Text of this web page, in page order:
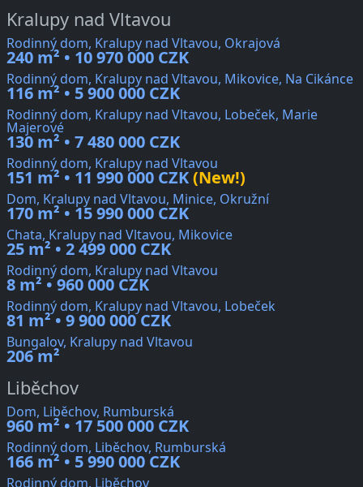
Kralupy nad Vltavou
Rodinný dom, Kralupy nad Vltavou, Okrajová
240 m² • 10 970 000 CZK
Rodinný dom, Kralupy nad Vltavou, Mikovice, Na Cikánce
116 m² • 5 900 000 CZK
Rodinný dom, Kralupy nad Vltavou, Lobeček, Marie
Majerové
130 m² • 7 480 000 CZK
Rodinný dom, Kralupy nad Vltavou
151 m² • 11 990 000 CZK(New!)
Dom, Kralupy nad Vltavou, Minice, Okružní
170 m² • 15 990 000 CZK
Chata, Kralupy nad Vltavou, Mikovice
25 m² • 2 499 000 CZK
Rodinný dom, Kralupy nad Vltavou
8 m² • 960 000 CZK
Rodinný dom, Kralupy nad Vltavou, Lobeček
81 m² • 9 900 000 CZK
Bungalov, Kralupy nad Vltavou
206 m²
Liběchov
Dom, Liběchov, Rumburská
960 m² • 17 500 000 CZK
Rodinný dom, Liběchov, Rumburská
166 m² • 5 990 000 CZK
Rodinný dom, Liběchov